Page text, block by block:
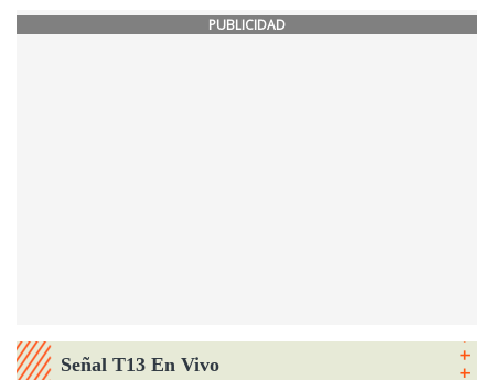
PUBLICIDAD
Señal T13 En Vivo